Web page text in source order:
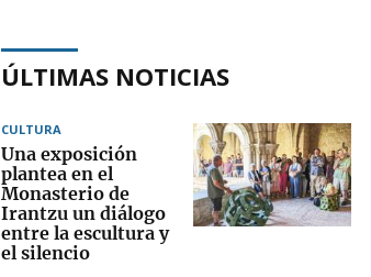
ÚLTIMAS NOTICIAS
CULTURA
Una exposición
plantea en el
Monasterio de
Irantzu un diálogo
entre la escultura y
el silencio